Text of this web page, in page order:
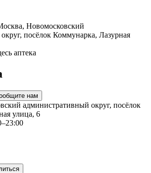
Новомосковский
посёлок Коммунарка, Лазурная
аптека
нам
административный округ, посёлок
улица, 6